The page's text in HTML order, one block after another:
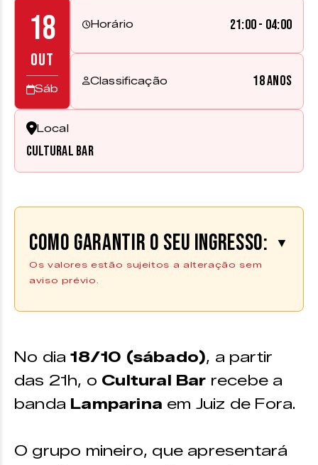
18
OUT
Sáb
Horário 21:00 - 04:00
Classificação 18 anos
Local
Cultural Bar
Como garantir o seu ingresso: ▼
Os valores estão sujeitos a alteração sem
aviso prévio.
Compre Aqui
através da plataforma Uniticket.
Zine Cultural
Praça Menelick de Carvalho,
No dia18/10 (sábado), a partir
das 21h, o Cultural Bar recebe a
banda Lamparina em Juiz de Fora.
O grupo mineiro, que apresentará